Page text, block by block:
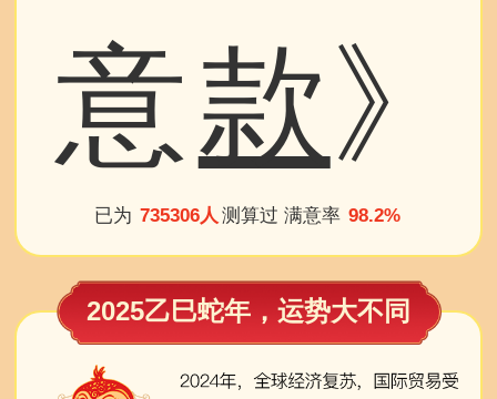
意款》
已为 735306人 测算过 满意率 98.2%
2025乙巳蛇年，运势大不同